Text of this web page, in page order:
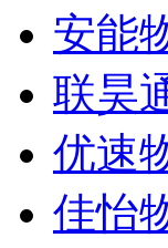
安能
联昊
优速
佳怡